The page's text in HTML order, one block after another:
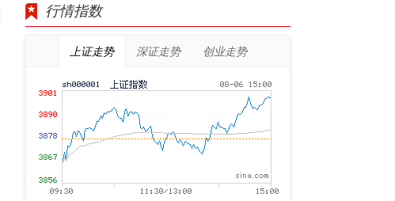
行情指数
上证走势 深证走势 创业走势